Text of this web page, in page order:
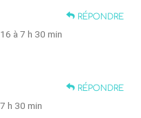
RÉPONDRE
à 7 h 30 min
RÉPONDRE
h 30 min